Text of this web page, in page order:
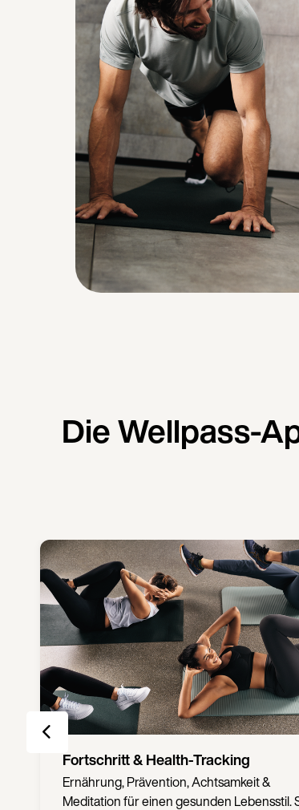
Die Wellpass-
Wellbeing & Gesundheitsfürsorge
Ernährung, Prävention, Achtsamkeit &
Meditation für einen gesunden Lebensstil.